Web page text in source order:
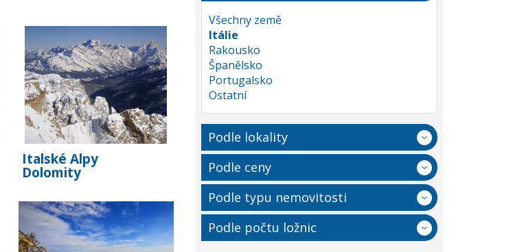
Italské Alpy
Dolomity
Všechny země
Itálie
Rakousko
Španělsko
Portugalsko
Ostatní
Podle lokality
Podle ceny
Podle typu nemovitosti
Podle počtu ložnic